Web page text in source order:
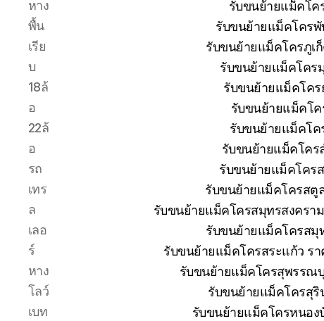
หาง
พื้น
เรีย
บ
18ล้
อ
22ล้
อ
รถ
เทร
ล
เลอ
ร์
หาง
โลว์
เบท
รับขนย้ายแม็คโค
รับขนย้ายแม็คโครพั
รับขนย้ายแม็คโครภูเ
รับขนย้ายแม็คโคร
รับขนย้ายแม็คโคร
รับขนย้ายแม็คโค
รับขนย้ายแม็คโค
รับขนย้ายแม็คโคร
รับขนย้ายแม็คโคร
รับขนย้ายแม็คโครสตู
รับขนย้ายแม็คโครสมุทรสงครา
รับขนย้ายแม็คโครสมุ
รับขนย้ายแม็คโครสระแก้ว ร
รับขนย้ายแม็คโครสุพรรณ
รับขนย้ายแม็คโครสุริ
รับขนย้ายแม็คโครหนอง